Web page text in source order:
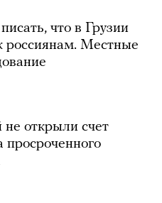
что в Грузии
россиянам. Местные
не открыли счет
просроченного